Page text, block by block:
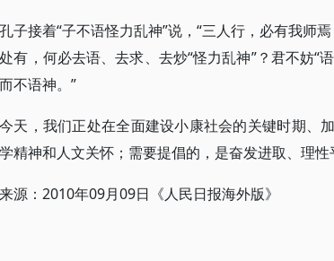
孔子接着“子不语怪力乱神”说，“三人行，必有我师
有，何必去语、去求、去炒“怪力乱神”？君不妨“
不语神。”
今天，我们正处在全面建设小康社会的关键时期、
精神和人文关怀；需要提倡的，是奋发进取、理性
来源：2010年09月09日《人民日报海外版》